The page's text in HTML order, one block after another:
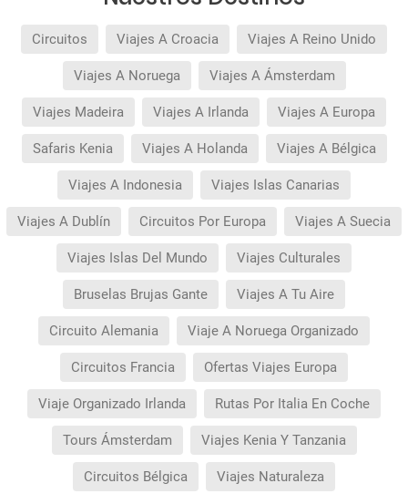
Circuitos Viajes A Croacia Viajes A Reino Unido
Viajes A Noruega Viajes A Ámsterdam
Viajes Madeira Viajes A Irlanda Viajes A Europa
Safaris Kenia Viajes A Holanda Viajes A Bélgica
Viajes A Indonesia Viajes Islas Canarias
Viajes A Dublín Circuitos Por Europa Viajes A Suecia
Viajes Islas Del Mundo Viajes Culturales
Bruselas Brujas Gante Viajes A Tu Aire
Circuito Alemania Viaje A Noruega Organizado
Circuitos Francia Ofertas Viajes Europa
Viaje Organizado Irlanda Rutas Por Italia En Coche
Tours Ámsterdam Viajes Kenia Y Tanzania
Circuitos Bélgica Viajes Naturaleza